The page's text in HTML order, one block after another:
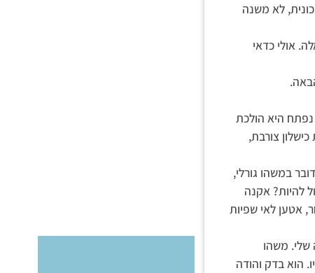
לא משנה
אולי כדאי
נפתח היא הולכת
צורבת,
במשהו גורלי,
להיות? אקנה
אטען לאי שפיות
שלי. משהו
הוא בדק והודה